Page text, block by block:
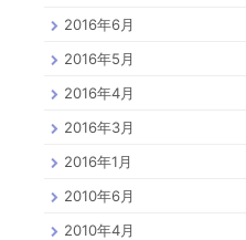
2016年6月
2016年5月
2016年4月
2016年3月
2016年1月
2010年6月
2010年4月